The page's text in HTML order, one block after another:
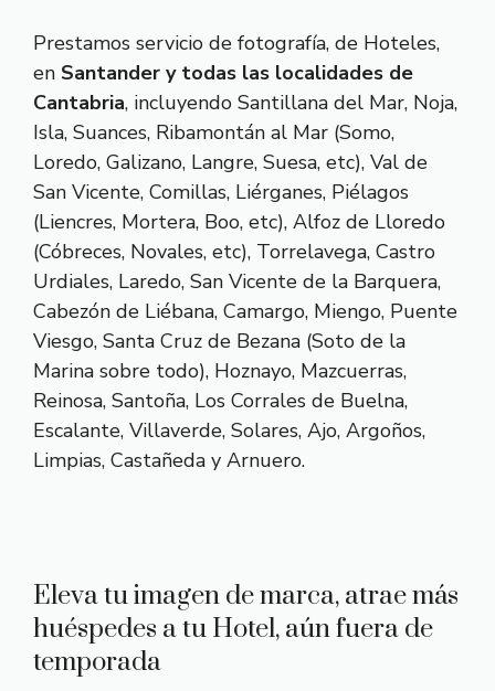
Prestamos servicio de fotografía, de Hoteles,
en Santander y todas las localidades de
Cantabria, incluyendo Santillana del Mar, Noja,
Isla, Suances, Ribamontán al Mar (Somo,
Loredo, Galizano, Langre, Suesa, etc), Val de
San Vicente, Comillas, Liérganes, Piélagos
(Liencres, Mortera, Boo, etc), Alfoz de Lloredo
(Cóbreces, Novales, etc), Torrelavega, Castro
Urdiales, Laredo, San Vicente de la Barquera,
Cabezón de Liébana, Camargo, Miengo, Puente
Viesgo, Santa Cruz de Bezana (Soto de la
Marina sobre todo), Hoznayo, Mazcuerras,
Reinosa, Santoña, Los Corrales de Buelna,
Escalante, Villaverde, Solares, Ajo, Argoños,
Limpias, Castañeda y Arnuero.
Eleva tu imagen de marca, atrae más
huéspedes a tu Hotel, aún fuera de
temporada